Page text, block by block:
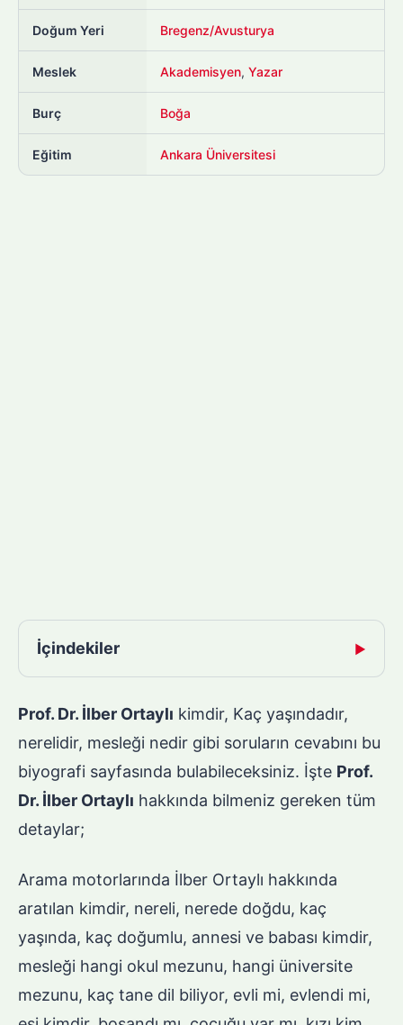
Doğum Yeri Bregenz/Avusturya
Meslek Akademisyen, Yazar
Burç Boğa
Eğitim Ankara Üniversitesi
İçindekiler ▶
Prof. Dr. İlber Ortaylı kimdir, Kaç yaşındadır,
nerelidir, mesleği nedir gibi soruların cevabını bu
biyografi sayfasında bulabileceksiniz. İşte Prof.
Dr. İlber Ortaylı hakkında bilmeniz gereken tüm
detaylar;
Arama motorlarında İlber Ortaylı hakkında
aratılan kimdir, nereli, nerede doğdu, kaç
yaşında, kaç doğumlu, annesi ve babası kimdir,
mesleği hangi okul mezunu, hangi üniversite
mezunu, kaç tane dil biliyor, evli mi, evlendi mi,